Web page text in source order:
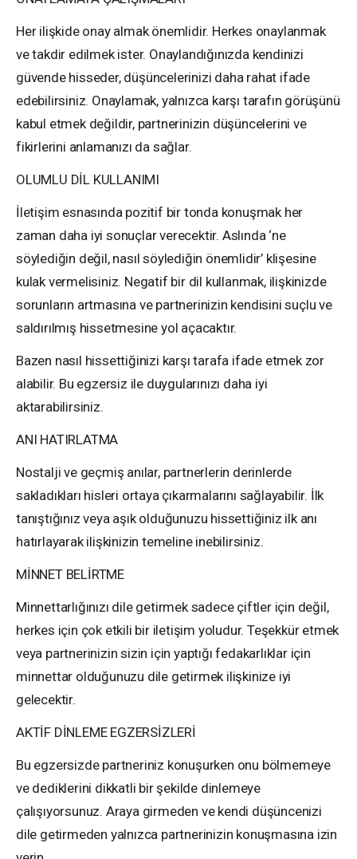
Her ilişkide onay almak önemlidir. Herkes onaylanmak
ve takdir edilmek ister. Onaylandığınızda kendinizi
güvende hisseder, düşüncelerinizi daha rahat ifade
edebilirsiniz. Onaylamak, yalnızca karşı tarafın görüşünü
kabul etmek değildir, partnerinizin düşüncelerini ve
fikirlerini anlamanızı da sağlar.
OLUMLU DİL KULLANIMI
İletişim esnasında pozitif bir tonda konuşmak her
zaman daha iyi sonuçlar verecektir. Aslında ‘ne
söylediğin değil, nasıl söylediğin önemlidir’ klişesine
kulak vermelisiniz. Negatif bir dil kullanmak, ilişkinizde
sorunların artmasına ve partnerinizin kendisini suçlu ve
saldırılmış hissetmesine yol açacaktır.
Bazen nasıl hissettiğinizi karşı tarafa ifade etmek zor
alabilir. Bu egzersiz ile duygularınızı daha iyi
aktarabilirsiniz.
ANI HATIRLATMA
Nostalji ve geçmiş anılar, partnerlerin derinlerde
sakladıkları hisleri ortaya çıkarmalarını sağlayabilir. İlk
tanıştığınız veya aşık olduğunuzu hissettiğiniz ilk anı
hatırlayarak ilişkinizin temeline inebilirsiniz.
MİNNET BELİRTME
Minnettarlığınızı dile getirmek sadece çiftler için değil,
herkes için çok etkili bir iletişim yoludur. Teşekkür etmek
veya partnerinizin sizin için yaptığı fedakarlıklar için
minnettar olduğunuzu dile getirmek ilişkinize iyi
gelecektir.
AKTİF DİNLEME EGZERSİZLERİ
Bu egzersizde partneriniz konuşurken onu bölmemeye
ve dediklerini dikkatli bir şekilde dinlemeye
çalışıyorsunuz. Araya girmeden ve kendi düşüncenizi
dile getirmeden yalnızca partnerinizin konuşmasına izin